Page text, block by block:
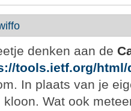
denken aan de
tools.ietf.org/
In plaats van je
Wat ook